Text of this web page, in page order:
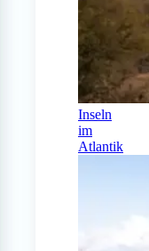
Inseln
im
Atlantik